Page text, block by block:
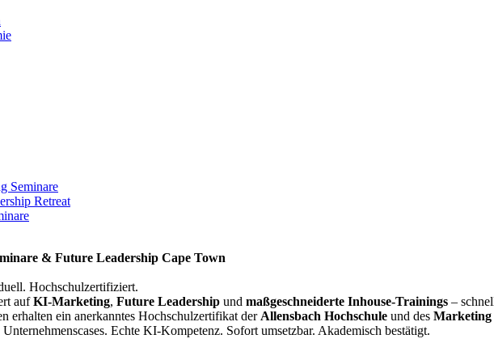
Seminare
Retreat
& Future Leadership Cape Town
Hochschulzertifiziert.
aufKI-Marketing, Future Leadership und maßgeschneiderte Inhouse-Trainings –
erhalten ein anerkanntes Hochschulzertifikat der Allensbach Hochschule und des Marketing
Echte KI-Kompetenz. Sofort umsetzbar. Akademisch bestätigt.